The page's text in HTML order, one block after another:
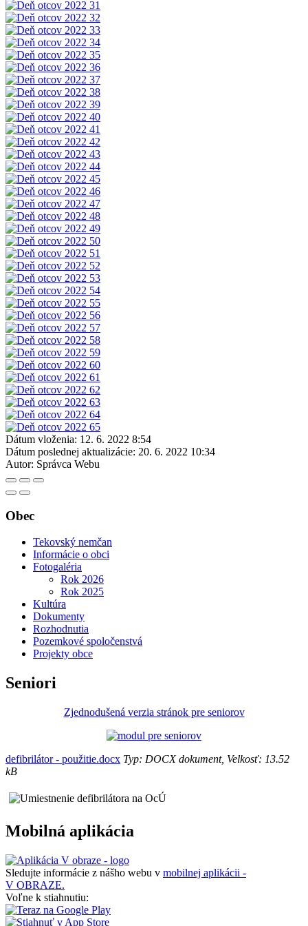
Dátum vloženia: 12. 6. 2022 8:54
Dátum poslednej aktualizácie: 20. 6. 2022 10:34
Autor: Správca Webu
Obec
Tekovský nemčan
Informácie o obci
Fotogaléria
Rok 2026
Rok 2025
Kultúra
Dokumenty
Rozhodnutia
Pozemkové spoločenstvá
Projekty obce
Seniori
Zjednodušená verzia stránok pre seniorov
defibrilátor - použitie.docx Typ: DOCX dokument, Velkosť: 13.52
kB
Mobilná aplikácia
Sledujte informácie z nášho webu v mobilnej aplikácii -
V OBRAZE.
Voľne k stiahnutiu: